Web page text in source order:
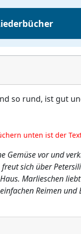
so rund, ist gut
unten ist der
Gemüse vor und
sich über
Marlieschen
Reimen